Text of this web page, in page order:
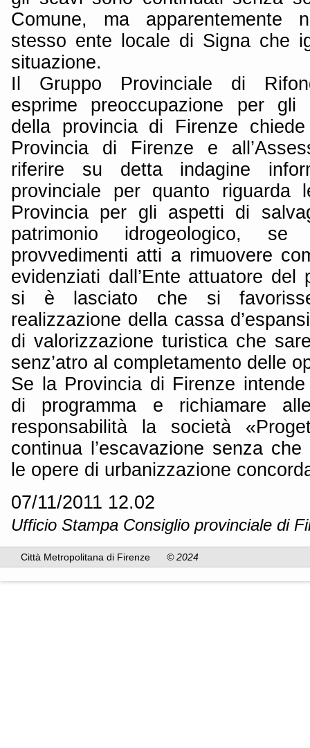
Comune, ma apparentemente
stesso ente locale di Signa che
situazione.
Il Gruppo Provinciale di
esprime preoccupazione per gli
della provincia di Firenze
Provincia di Firenze e
riferire su detta indagine
provinciale per quanto riguarda
Provincia per gli aspetti di
patrimonio idrogeologico,
provvedimenti atti a rimuovere
evidenziati dall’Ente attuatore del
si è lasciato che si
realizzazione della cassa
di valorizzazione turistica che
senz’atro al completamento delle
Se la Provincia di Firenze intende
di programma e richiamare
responsabilità la società
continua l’escavazione senza
le opere di urbanizzazione
07/11/2011 12.02
Ufficio Stampa Consiglio provinciale di
Città Metropolitana di Firenze © 2024